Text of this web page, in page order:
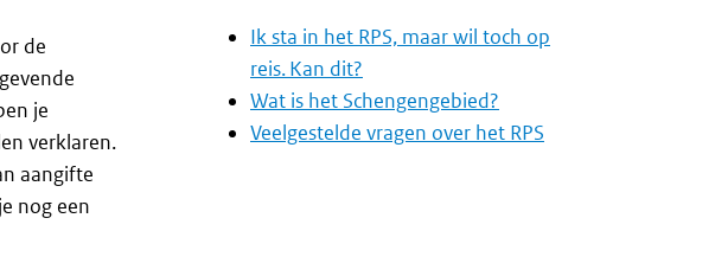
de
je
verklaren.
aangifte
nog een
Ik sta in het RPS, maar wil toch op
reis. Kan dit?
Wat is het Schengengebied?
Veelgestelde vragen over het RPS